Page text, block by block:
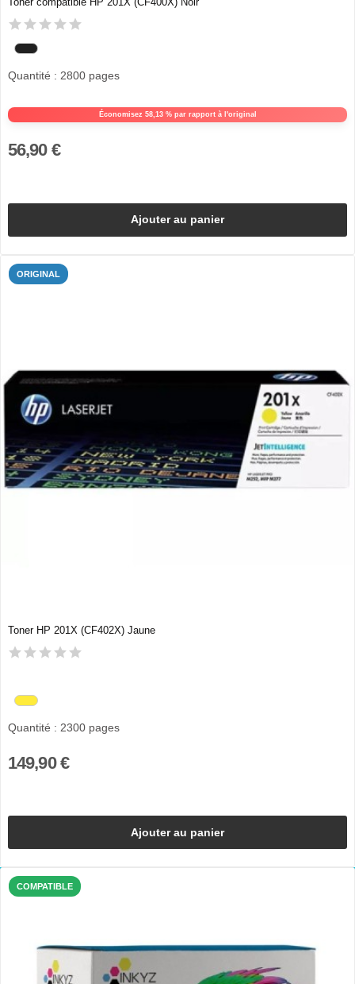
Économisez 58,13 % par rapport à l'original
Quantité : 2800 pages
56,90 €
Ajouter au panier
ORIGINAL
Toner HP 201X (CF402X) Jaune
Quantité : 2300 pages
149,90 €
Ajouter au panier
COMPATIBLE